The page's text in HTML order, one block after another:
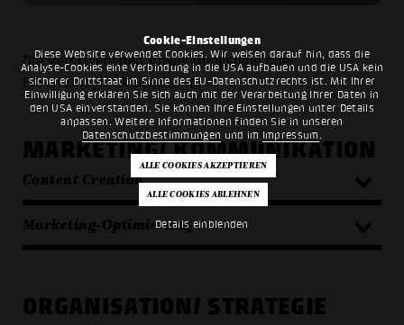
Cookie-Einstellungen
Diese Website verwendet Cookies. Wir weisen darauf hin, dass die
Analyse-Cookies eine Verbindung in die USA aufbauen und die USA kein
sicherer Drittstaat im Sinne des EU-Datenschutzrechts ist. Mit Ihrer
Einwilligung erklären Sie sich auch mit der Verarbeitung Ihrer Daten in
den USA einverstanden. Sie können Ihre Einstellungen unter Details
anpassen. Weitere Informationen finden Sie in unseren
Datenschutzbestimmungen und im Impressum .
Details einblenden
Die verschiedenen Anwendungsfälle oder
Einsatzmöglichkeiten sind:
MARKETING/ KOMMUNIKATION
Content Creation
Marketing-Optimierung
ORGANISATION/ STRATEGIE